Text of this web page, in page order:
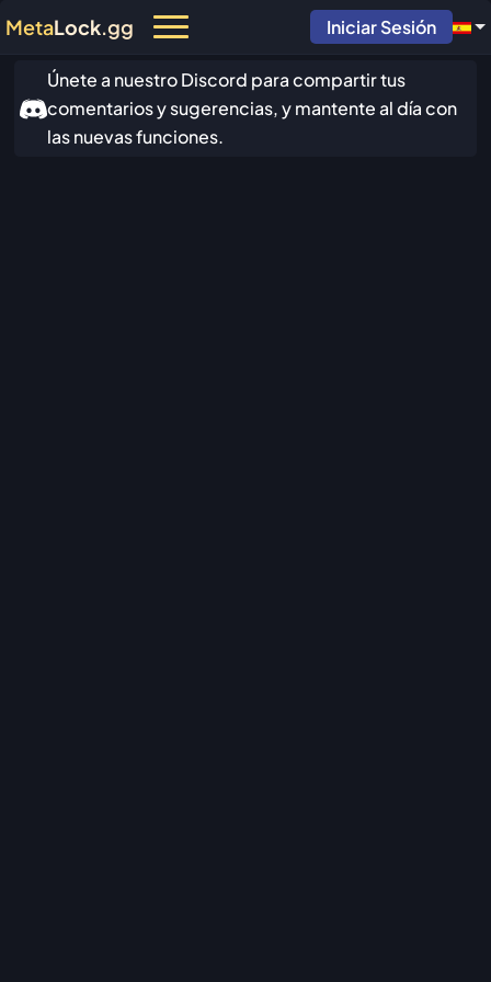
MetaLock.gg Iniciar Sesión
Únete a nuestro Discord para compartir tus
comentarios y sugerencias, y mantente al día con
las nuevas funciones.